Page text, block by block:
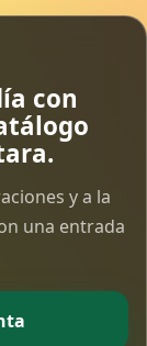
con
y a la
una entrada